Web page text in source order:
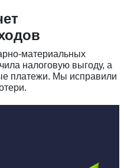
материальных
налоговую выгоду, а
платежи. Мы исправили
и мы вам